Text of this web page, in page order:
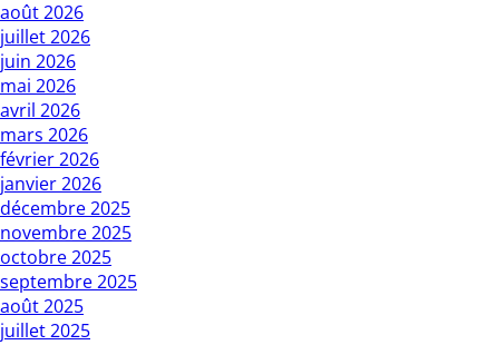
août 2026
juillet 2026
juin 2026
mai 2026
avril 2026
mars 2026
février 2026
janvier 2026
décembre 2025
novembre 2025
octobre 2025
septembre 2025
août 2025
juillet 2025